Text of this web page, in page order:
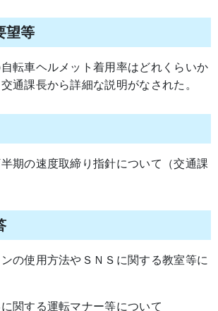
望等
転車ヘルメット着用率はどれくらいか
通課長から詳細な説明がなされた。
の速度取締り指針について（交通課
の使用方法やＳＮＳに関する教室等に
関する運転マナー等について